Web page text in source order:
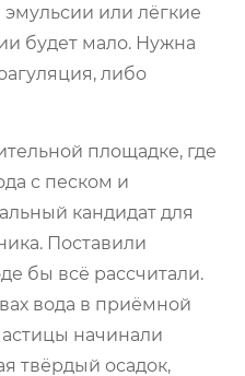
или лёгкие
будет мало. Нужна
либо
площадке, где
с песком и
кандидат для
Поставили
бы всё рассчитали.
вода в приёмной
начинали
твёрдый осадок,